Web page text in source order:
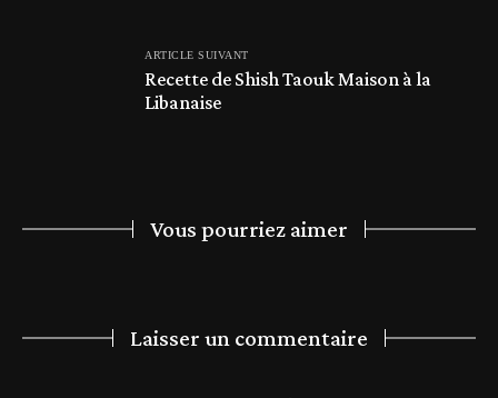
ARTICLE SUIVANT
Recette de Shish Taouk Maison à la
Libanaise
Vous pourriez aimer
Laisser un commentaire